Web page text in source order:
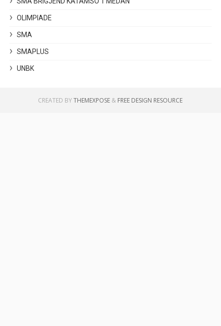
OLIMPIADE
SMA
SMAPLUS
UNBK
CREATED BYTHEMEXPOSE & FREE DESIGN RESOURCE